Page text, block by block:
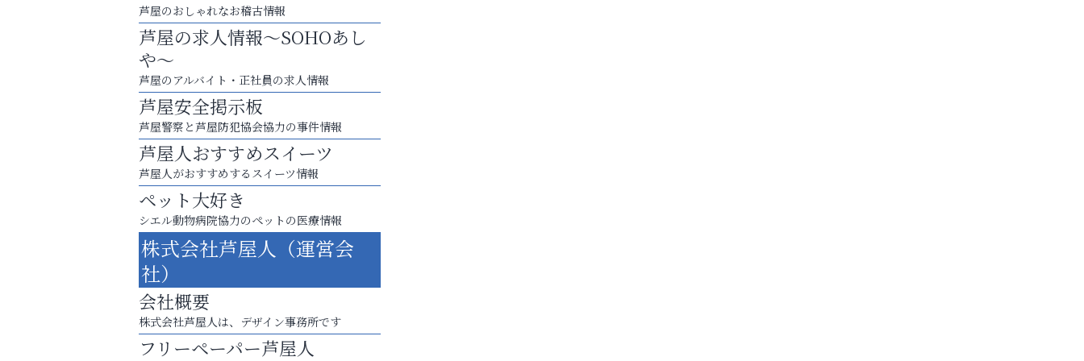
査定のプロが心を込めて出張査定
ご不要品の売却はトレファク出張買取へ
芦屋インターナショナルスク
ール
芦屋のおしゃれなお稽古情報
芦屋の求人情報～SOHOあし
や～
芦屋のアルバイト・正社員の求人情報
芦屋安全掲示板
芦屋警察と芦屋防犯協会協力の事件情報
芦屋人おすすめスイーツ
芦屋人がおすすめするスイーツ情報
ペット大好き
シエル動物病院協力のペットの医療情報
株式会社芦屋人（運営会
社）
会社概要
株式会社芦屋人は、デザイン事務所です
フリーペーパー芦屋人